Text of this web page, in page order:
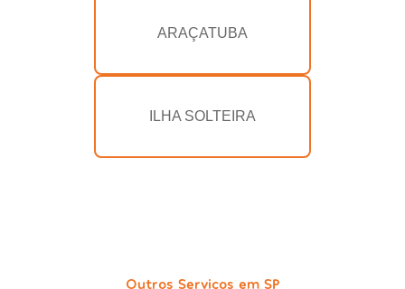
ARAÇATUBA
ILHA SOLTEIRA
Outros Serviços em SP